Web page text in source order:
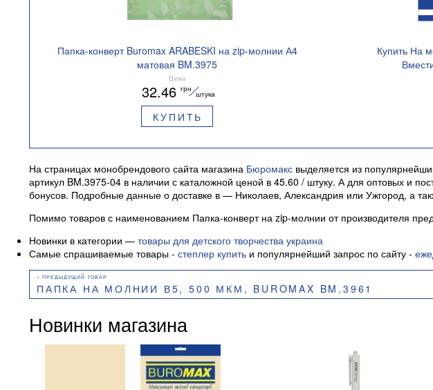
Папка-конверт Buromax ARABESKI на zip-молнии А4
матовая BM.3975
Цена
32.46 грн
штука
КУПИТЬ
Купить На
На страницах монобрендового сайта магазина Бюромакс выделяется из
артикул BM.3975-04 в наличии с каталожной ценой в 45.60 / штуку. А для оптовых и
бонусов. Подробные данные о доставке в — Николаев, Александрия или Ужгород, а
Помимо товаров с наименованием Папка-конверт на zip-молнии от производителя
Новинки в категории — товары для детского творчества украина
Самые спрашиваемые товары - степлер купить и популярнейший запрос по сайту -
ПАПКА НА МОЛНИИ В5, 500 МКМ, BUROMAX BM.3961
Новинки магазина